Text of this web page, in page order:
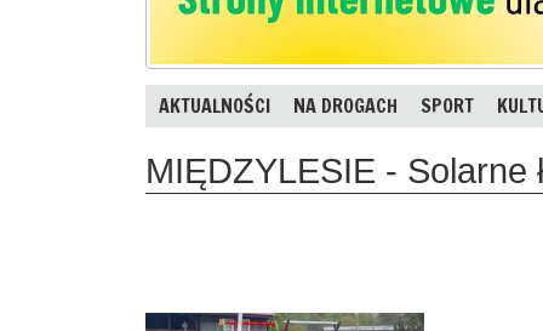
AKTUALNOŚCI NA DROGACH SPORT
MIĘDZYLESIE - Solarne